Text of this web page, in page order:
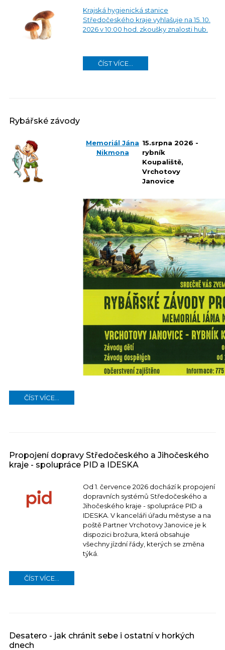
Krajská hygienická stanice
Středočeského kraje vyhlašuje na 15. 10.
2026 v 10:00 hod. zkoušky znalosti hub.
ČÍST VÍCE...
Rybářské závody
Memoriál Jána
Nikmona
15.srpna 2026 -
rybník
Koupaliště,
Vrchotovy
Janovice
ČÍST VÍCE...
Propojení dopravy Středočeského a Jihočeského
kraje - spolupráce PID a IDESKA
Od 1. července 2026 dochází k propojení
dopravních systémů Středočeského a
Jihočeského kraje - spolupráce PID a
IDESKA. V kanceláři úřadu městyse a na
poště Partner Vrchotovy Janovice je k
dispozici brožura, která obsahuje
všechny jízdní řády, kterých se změna
týká.
ČÍST VÍCE...
Desatero - jak chránit sebe i ostatní v horkých
dnech